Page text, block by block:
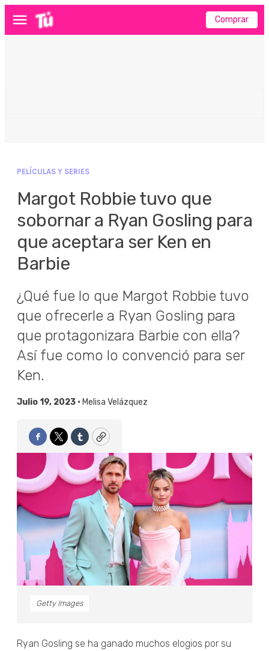
Menú Comprar
PELÍCULAS Y SERIES
Margot Robbie tuvo que
sobornar a Ryan Gosling para
que aceptara ser Ken en
Barbie
¿Qué fue lo que Margot Robbie tuvo
que ofrecerle a Ryan Gosling para
que protagonizara Barbie con ella?
Así fue como lo convenció para ser
Ken.
Julio 19, 2023 • Melisa Velázquez
Facebook
TwitterTumblrCopy
Getty Images
Ryan Gosling se ha ganado muchos elogios por su